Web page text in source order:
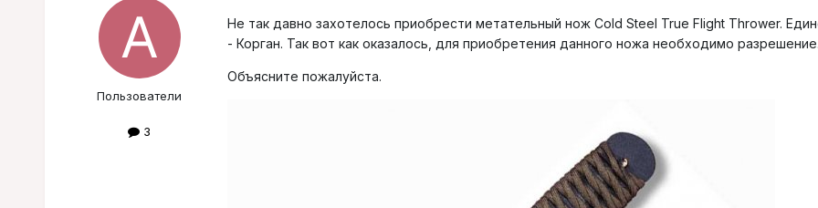
Пользователи
3
Не так давно захотелось приобрести метательный нож Cold Steel True Flight Thrower.
- Корган. Так вот как оказалось, для приобретения данного ножа необходимо
Объясните пожалуйста.